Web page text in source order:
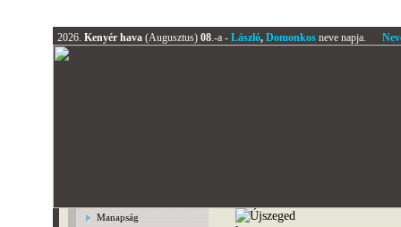
2026. Kenyér hava (Augusztus) 08.-a - László, Domonkosneve napja.
Manapság